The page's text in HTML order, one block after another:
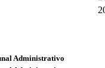
Administrativo